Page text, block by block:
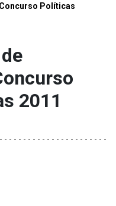
Políticas
2011